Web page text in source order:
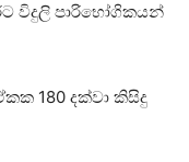
විදුලි පාරිභෝගිකයන්
180 දක්වා කිසිදු